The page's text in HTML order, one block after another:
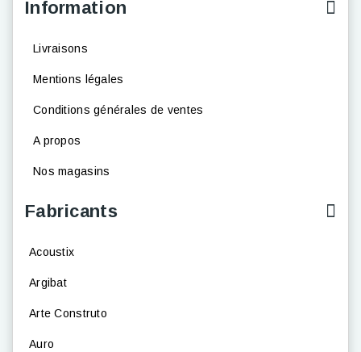
Information
Livraisons
Mentions légales
Conditions générales de ventes
A propos
Nos magasins
Fabricants
Acoustix
Argibat
Arte Construto
Auro